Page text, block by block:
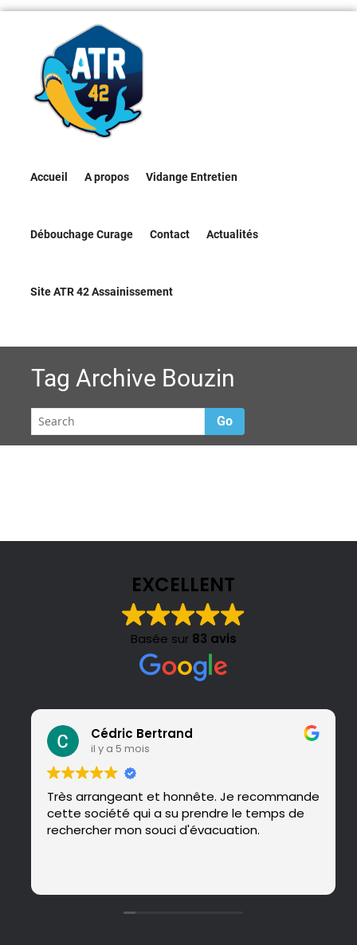
Accueil A propos Vidange Entretien
Débouchage Curage Contact Actualités
Site ATR 42 Assainissement
Tag Archive Bouzin
Go
EXCELLENT
Basée sur 83 avis
Cédric Bertrand
il y a 5 mois
Très arrangeant et honnête. Je recommande
cette société qui a su prendre le temps de
rechercher mon souci d'évacuation.